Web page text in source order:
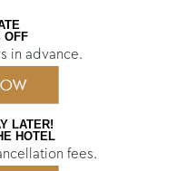
OFF
in advance.
LATER!
HOTEL
fees.